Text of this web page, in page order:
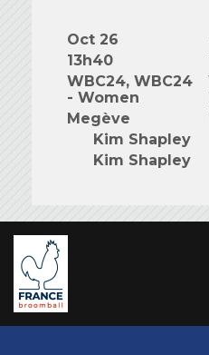
Oct 26
13h40
WBC24, WBC24
- Women
Megève
Kim Shapley
Kim Shapley